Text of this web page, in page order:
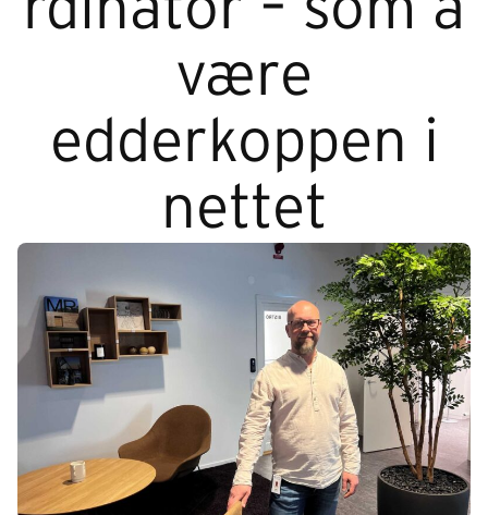
være
edderkoppen i
nettet